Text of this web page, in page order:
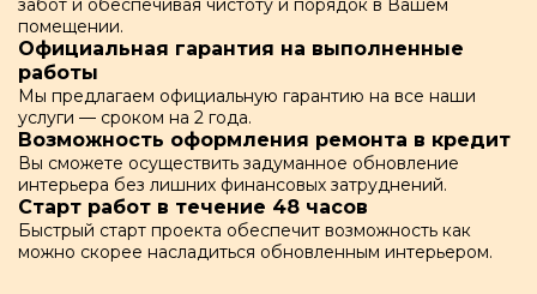
забот и обеспечивая чистоту и порядок в Вашем
помещении.
Официальная гарантия на выполненные
работы
Мы предлагаем официальную гарантию на все наши
услуги — сроком на 2 года.
Возможность оформления ремонта в кредит
Вы сможете осуществить задуманное обновление
интерьера без лишних финансовых затруднений.
Старт работ в течение 48 часов
Быстрый старт проекта обеспечит возможность как
можно скорее насладиться обновленным интерьером.